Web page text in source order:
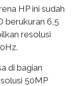
HP ini sudah
berukuran 6,5
resolusi
di bagian
50MP